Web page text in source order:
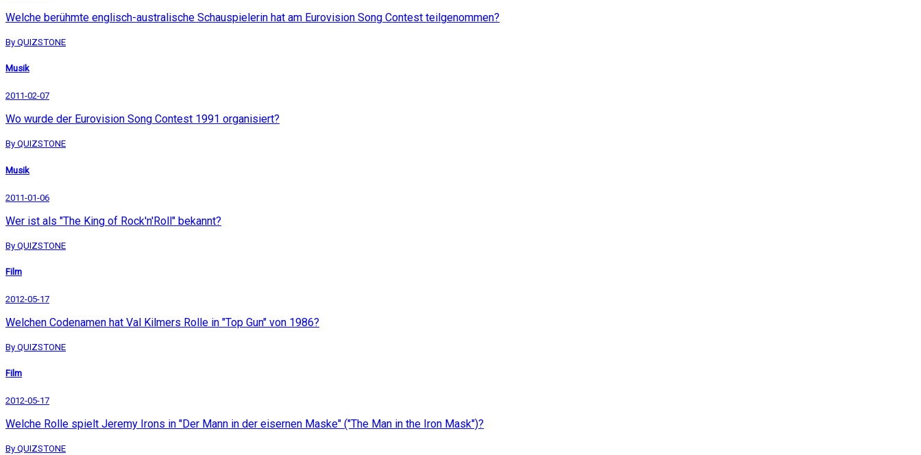
Welche berühmte englisch-australische Schauspielerin hat am Eurovision Song Contest teilgenommen?
By QUIZSTONE
Musik
2011-02-07
Wo wurde der Eurovision Song Contest 1991 organisiert?
By QUIZSTONE
Musik
2011-01-06
Wer ist als "The King of Rock'n'Roll" bekannt?
By QUIZSTONE
Film
2012-05-17
Welchen Codenamen hat Val Kilmers Rolle in "Top Gun" von 1986?
By QUIZSTONE
Film
2012-05-17
Welche Rolle spielt Jeremy Irons in "Der Mann in der eisernen Maske" ("The Man in the Iron Mask")?
By QUIZSTONE